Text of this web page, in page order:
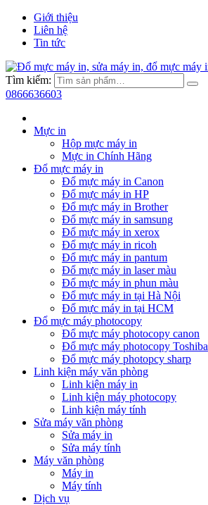
Giới thiệu
Liên hệ
Tin tức
Tìm kiếm:
0866636603
Mực in
Hộp mực máy in
Mực in Chính Hãng
Đổ mực máy in
Đổ mực máy in Canon
Đổ mực máy in HP
Đổ mực máy in Brother
Đổ mực máy in samsung
Đổ mực máy in xerox
Đổ mực máy in ricoh
Đổ mực máy in pantum
Đổ mực máy in laser màu
Đổ mực máy in phun màu
Đổ mực máy in tại Hà Nội
Đổ mực máy in tại HCM
Đổ mực máy photocopy
Đổ mực máy photocopy canon
Đổ mực máy photocopy Toshiba
Đổ mực máy photopcy sharp
Linh kiện máy văn phòng
Linh kiện máy in
Linh kiện máy photocopy
Linh kiện máy tính
Sửa máy văn phòng
Sửa máy in
Sửa máy tính
Máy văn phòng
Máy in
Máy tính
Dịch vụ